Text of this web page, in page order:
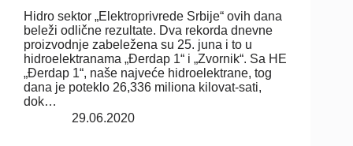
Hidro sektor „Elektroprivrede Srbije“ ovih dana
beleži odlične rezultate. Dva rekorda dnevne
proizvodnje zabeležena su 25. juna i to u
hidroelektranama „Đerdap 1“ i „Zvornik“. Sa HE
„Đerdap 1“, naše najveće hidroelektrane, tog
dana je poteklo 26,336 miliona kilovat-sati,
dok…
29.06.2020